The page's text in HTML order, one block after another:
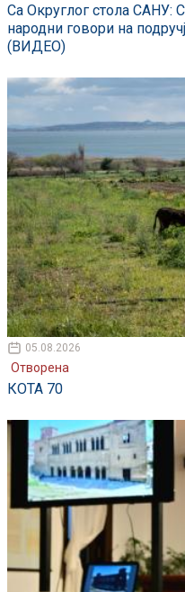
Са Округлог стола САНУ:
народни говори на
(ВИДЕО)
05.08.2026
Отворена
КОТА 70